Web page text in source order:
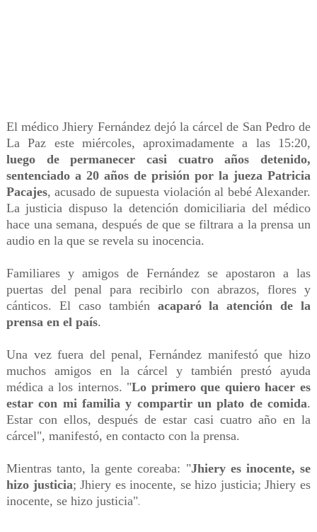
El médico Jhiery Fernández dejó la cárcel de San Pedro de
La Paz este miércoles, aproximadamente a las 15:20,
luego de permanecer casi cuatro años detenido,
sentenciado a 20 años de prisión por la jueza Patricia
Pacajes, acusado de supuesta violación al bebé Alexander.
La justicia dispuso la detención domiciliaria del médico
hace una semana, después de que se filtrara a la prensa un
audio en la que se revela su inocencia.
Familiares y amigos de Fernández se apostaron a las
puertas del penal para recibirlo con abrazos, flores y
cánticos. El caso también acaparó la atención de la
prensa en el país.
Una vez fuera del penal, Fernández manifestó que hizo
muchos amigos en la cárcel y también prestó ayuda
médica a los internos. "Lo primero que quiero hacer es
estar con mi familia y compartir un plato de comida.
Estar con ellos, después de estar casi cuatro año en la
cárcel", manifestó, en contacto con la prensa.
Mientras tanto, la gente coreaba: "Jhiery es inocente, se
hizo justicia; Jhiery es inocente, se hizo justicia; Jhiery es
inocente, se hizo justicia".